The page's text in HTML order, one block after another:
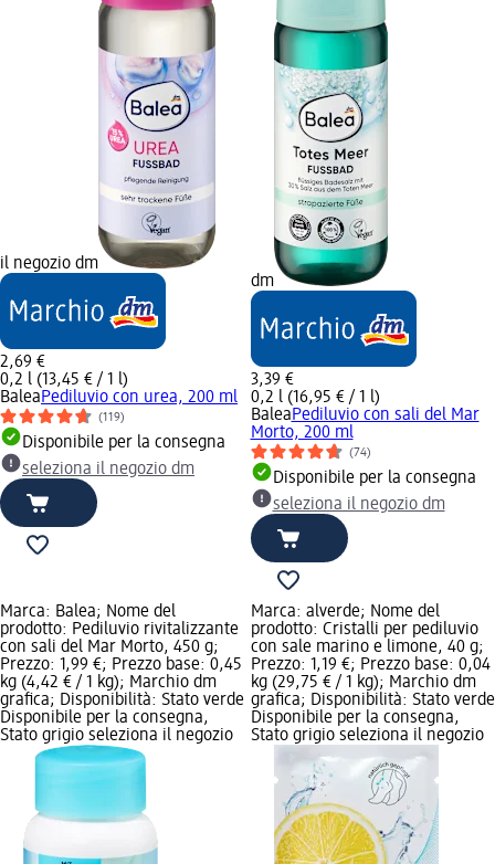
il negozio dm
2,69 €
0,2 l (13,45 € / 1 l)
BaleaPediluvio con urea, 200 ml
(119)
Disponibile per la consegna
seleziona il negozio dm
dm
3,39 €
0,2 l (16,95 € / 1 l)
BaleaPediluvio con sali del Mar
Morto, 200 ml
(74)
Disponibile per la consegna
seleziona il negozio dm
Marca: Balea; Nome del
prodotto: Pediluvio rivitalizzante
con sali del Mar Morto, 450 g;
Prezzo: 1,99 €; Prezzo base: 0,45
kg (4,42 € / 1 kg); Marchio dm
grafica; Disponibilità: Stato verde
Disponibile per la consegna,
Stato grigio seleziona il negozio
Marca: alverde; Nome del
prodotto: Cristalli per pediluvio
con sale marino e limone, 40 g;
Prezzo: 1,19 €; Prezzo base: 0,04
kg (29,75 € / 1 kg); Marchio dm
grafica; Disponibilità: Stato verde
Disponibile per la consegna,
Stato grigio seleziona il negozio